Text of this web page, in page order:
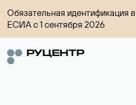
Обязательная идентификация в
ЕСИА с 1 сентября 2026